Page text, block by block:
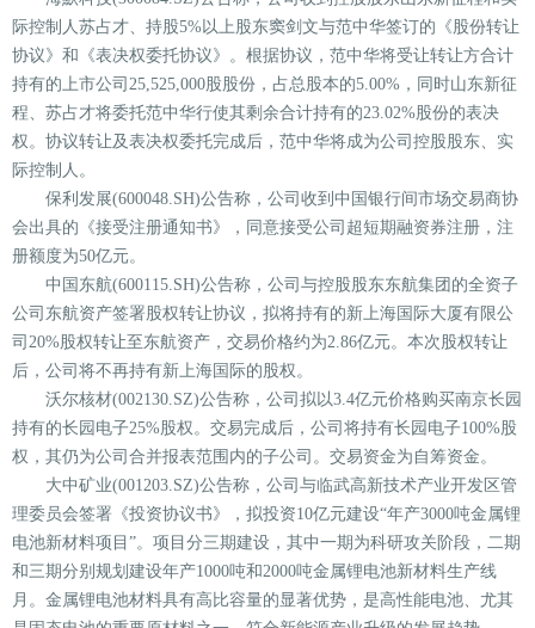
际控制人苏占才、持股5%以上股东窦剑文与范中华签订的《股份转让
协议》和《表决权委托协议》。根据协议，范中华将受让转让方合计
持有的上市公司25,525,000股股份，占总股本的5.00%，同时山东新征
程、苏占才将委托范中华行使其剩余合计持有的23.02%股份的表决
权。协议转让及表决权委托完成后，范中华将成为公司控股股东、实
际控制人。
保利发展(600048.SH)公告称，公司收到中国银行间市场交易商协
会出具的《接受注册通知书》，同意接受公司超短期融资券注册，注
册额度为50亿元。
中国东航(600115.SH)公告称，公司与控股股东东航集团的全资子
公司东航资产签署股权转让协议，拟将持有的新上海国际大厦有限公
司20%股权转让至东航资产，交易价格约为2.86亿元。本次股权转让
后，公司将不再持有新上海国际的股权。
沃尔核材(002130.SZ)公告称，公司拟以3.4亿元价格购买南京长园
持有的长园电子25%股权。交易完成后，公司将持有长园电子100%股
权，其仍为公司合并报表范围内的子公司。交易资金为自筹资金。
大中矿业(001203.SZ)公告称，公司与临武高新技术产业开发区管
理委员会签署《投资协议书》，拟投资10亿元建设“年产3000吨金属锂
电池新材料项目”。项目分三期建设，其中一期为科研攻关阶段，二期
和三期分别规划建设年产1000吨和2000吨金属锂电池新材料生产线
月。金属锂电池材料具有高比容量的显著优势，是高性能电池、尤其